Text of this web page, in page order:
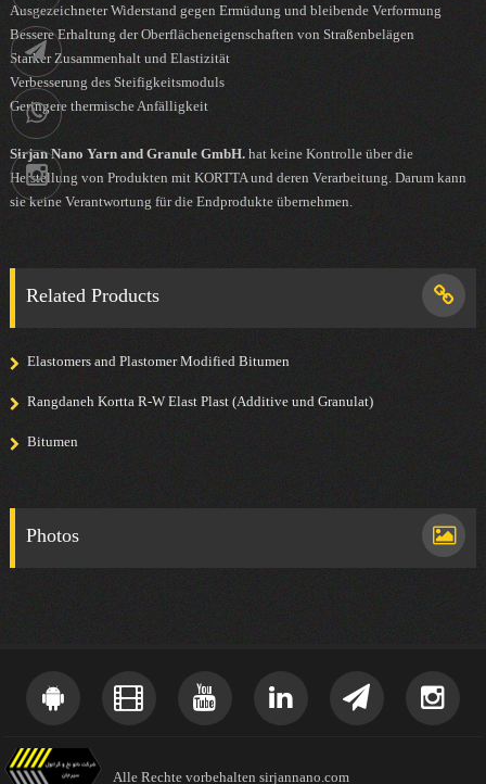
Ausgezeichneter Widerstand gegen Ermüdung und bleibende Verformung
Bessere Erhaltung der Oberflächeneigenschaften von Straßenbelägen
Starker Zusammenhalt und Elastizität
Verbesserung des Steifigkeitsmoduls
Geringere thermische Anfälligkeit
Sirjan Nano Yarn and Granule GmbH. hat keine Kontrolle über die
Herstellung von Produkten mit KORTTA und deren Verarbeitung. Darum kann
sie keine Verantwortung für die Endprodukte übernehmen.
Related Products
Elastomers and Plastomer Modified Bitumen
Rangdaneh Kortta R-W Elast Plast (Additive und Granulat)
Bitumen
Photos
Alle Rechte vorbehalten sirjannano.com
88752902
Telegram
09036258539
Instagram